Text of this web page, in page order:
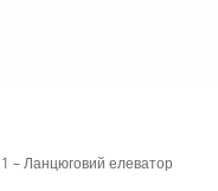
1 – Ланцюговий елеватор